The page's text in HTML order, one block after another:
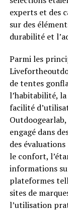
experts et des
sur des
durabilité et
Parmi les
de tentes
l’habitabilité,
facilité
engagé dans
des
le confort,
informations
plateformes
sites de
l’utilisation